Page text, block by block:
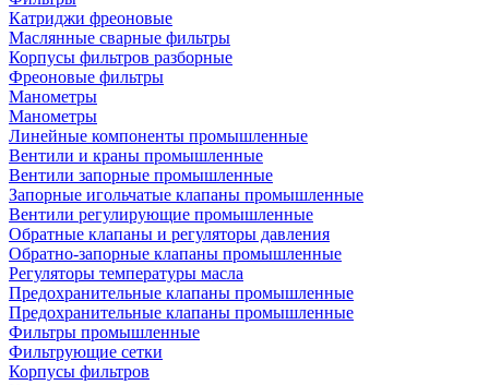
Катриджи фреоновые
Маслянные сварные фильтры
Корпусы фильтров разборные
Фреоновые фильтры
Манометры
Манометры
Линейные компоненты промышленные
Вентили и краны промышленные
Вентили запорные промышленные
Запорные игольчатые клапаны промышленные
Вентили регулирующие промышленные
Обратные клапаны и регуляторы давления
Обратно-запорные клапаны промышленные
Регуляторы температуры масла
Предохранительные клапаны промышленные
Предохранительные клапаны промышленные
Фильтры промышленные
Фильтрующие сетки
Корпусы фильтров